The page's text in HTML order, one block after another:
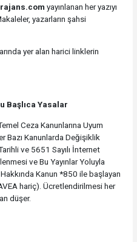
yayınlanan her yazıyı
yazarların şahsi
yer alan harici linklerin
Başlıca Yasalar
Ceza Kanunlarına Uyum
Bazı Kanunlarda Değişiklik
ve 5651 Sayılı İnternet
ve Bu Yayınlar Yoluyla
Kanun *850 ile başlayan
hariç). Ücretlendirilmesi her
düşer.